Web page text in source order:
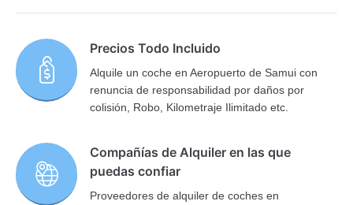
Precios Todo Incluido
Alquile un coche en Aeropuerto de Samui con
renuncia de responsabilidad por daños por
colisión, Robo, Kilometraje Ilimitado etc.
Compañías de Alquiler en las que
puedas confiar
Proveedores de alquiler de coches en